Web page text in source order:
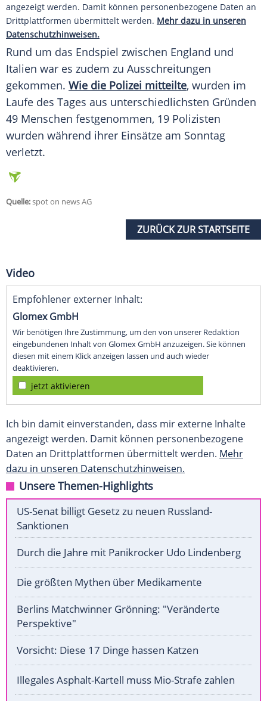
angezeigt werden. Damit können personenbezogene Daten an
Drittplattformen übermittelt werden. Mehr dazu in unseren
Datenschutzhinweisen.
Rund um das Endspiel zwischen England und
Italien war es zudem zu Ausschreitungen
gekommen. Wie die Polizei mitteilte, wurden im
Laufe des Tages aus unterschiedlichsten Gründen
49 Menschen festgenommen, 19 Polizisten
wurden während ihrer Einsätze am Sonntag
verletzt.
Quelle:spot on news AG
ZURÜCK ZUR STARTSEITE
Video
Empfohlener externer Inhalt:
Glomex GmbH
Wir benötigen Ihre Zustimmung, um den von unserer Redaktion
eingebundenen Inhalt von Glomex GmbH anzuzeigen. Sie können
diesen mit einem Klick anzeigen lassen und auch wieder
deaktivieren.
jetzt aktivieren
Ich bin damit einverstanden, dass mir externe Inhalte
angezeigt werden. Damit können personenbezogene
Daten an Drittplattformen übermittelt werden. Mehr
dazu in unseren Datenschutzhinweisen.
Unsere Themen-Highlights
US-Senat billigt Gesetz zu neuen Russland-
Sanktionen
Durch die Jahre mit Panikrocker Udo Lindenberg
Die größten Mythen über Medikamente
Berlins Matchwinner Grönning: "Veränderte
Perspektive"
Vorsicht: Diese 17 Dinge hassen Katzen
Illegales Asphalt-Kartell muss Mio-Strafe zahlen